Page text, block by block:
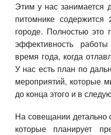
Этим у нас занимается
питомнике
городе. Полностью
эффективность
время года, когда
У нас есть план по
мероприятий, которые
до конца этого и в
На совещании детально
которые планирует